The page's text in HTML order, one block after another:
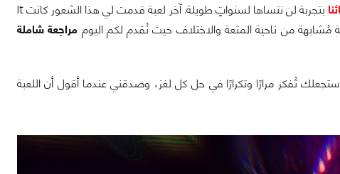
بتجربة لن ننساها لسنواتٍ طويلة. آخر لعبة قدمت لي هذا الشعور كانت It
مراجعة شاملة
تُفكر مرارًا وتكرارًا في حل كل لغز، وصدقني عندما أقول أن اللعبة